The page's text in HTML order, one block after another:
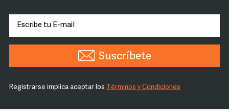
Suscríbete
Registrarse implica aceptar los Términos y Condiciones